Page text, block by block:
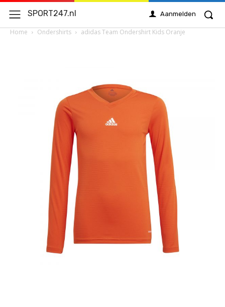
SPORT247.nl Aanmelden
Home Ondershirts adidas Team Ondershirt Kids Oranje